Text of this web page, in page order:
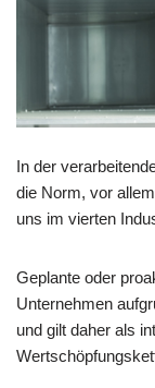
In der
die Norm, vor
uns im vierten
Geplante oder
Unternehmen
und gilt daher als